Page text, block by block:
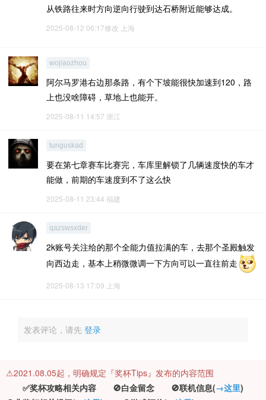
从铁路往来时方向逆向行驶到达石桥附近能够达成。
2025-08-12 06:17修改 上海
wojiaozhou
阿尔马罗港右边那条路，有个下坡能很快加速到120，路
上也没啥障碍，草地上也能开。
2025-08-11 14:57 浙江
tunguskad
要在第七章赛车比赛完，车库里解锁了几辆速度快的车才
能做，前期的车速度到不了这么快
2025-08-11 23:44 福建
qazswsxder
2k账号关注给的那个全能力值拉满的车，去那个圣殿触发
向西边走，基本上稍微微调一下方向可以一直往前走
2025-08-13 17:09 上海
发表评论，请先 登录
⚠️2021.08.05起，明确规定『奖杯Tips』发布的内容范围
✅奖杯攻略相关内容 🚫白金留念 🚫联机信息(→这里)